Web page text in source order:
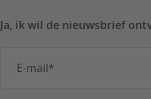
Ja, ik wil de nieuwsbrief
E-mail*